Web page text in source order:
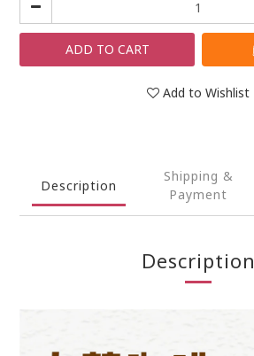
ADD TO CART
Add to Wishlist
Description
Shipping &
Payment
Description